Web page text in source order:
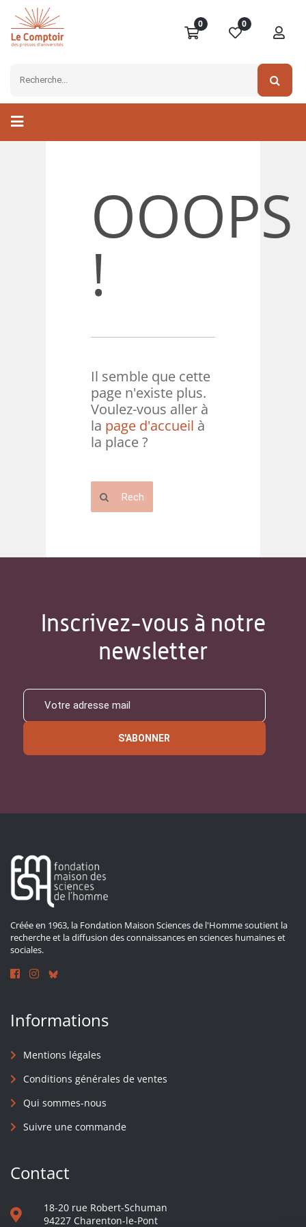
0 0
OOOPS
!
Il semble que cette
page n'existe plus.
Voulez-vous aller à
la page d'accueil à
la place ?
Inscrivez-vous à notre
newsletter
S'ABONNER
Créée en 1963, la Fondation Maison Sciences de l'Homme soutient la
recherche et la diffusion des connaissances en sciences humaines et
sociales.
Informations
Mentions légales
Conditions générales de ventes
Qui sommes-nous
Suivre une commande
Contact
18-20 rue Robert-Schuman
94227 Charenton-le-Pont